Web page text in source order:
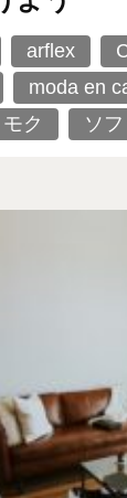
arflex
moda en
ク ソフ